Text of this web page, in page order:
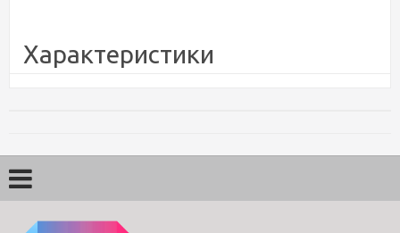
Характеристики
Гарантия
Материал